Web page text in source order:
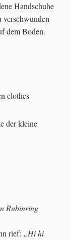
Handschuhe
dem Boden.
der kleine
Rubinring
rief: „Hi hi